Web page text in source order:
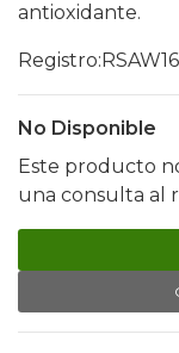
antioxidante.
No Disponible
Este producto
una consulta al